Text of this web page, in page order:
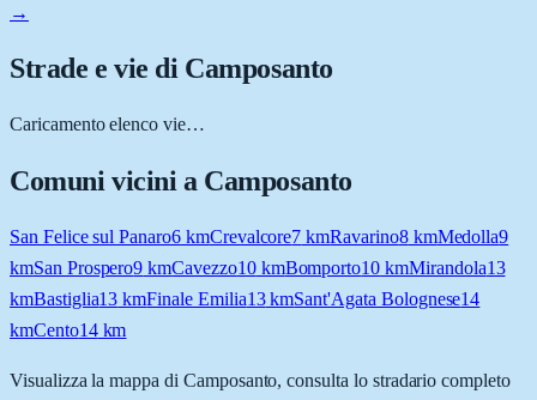
→
Strade e vie di Camposanto
Caricamento elenco vie…
Comuni vicini a Camposanto
San Felice sul Panaro6kmCrevalcore7 kmRavarino8kmMedolla9
kmSan Prospero9 kmCavezzo10kmBomporto10 kmMirandola13
kmBastiglia13 kmFinale Emilia13kmSant'Agata Bolognese14
kmCento14km
Visualizza la mappa di Camposanto, consulta lo stradario completo